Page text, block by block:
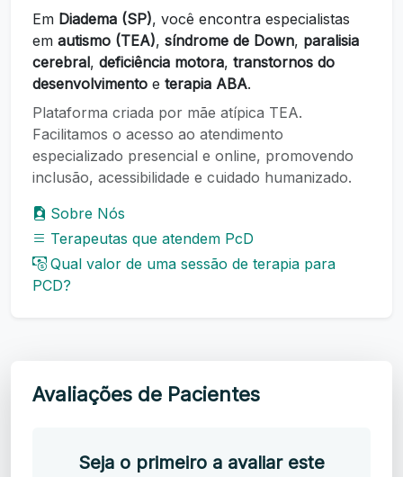
Em Diadema (SP), você encontra especialistas
em autismo (TEA), síndrome de Down, paralisia
cerebral, deficiência motora, transtornos do
desenvolvimento e terapia ABA.
Plataforma criada por mãe atípica TEA.
Facilitamos o acesso ao atendimento
especializado presencial e online, promovendo
inclusão, acessibilidade e cuidado humanizado.
Sobre Nós
Terapeutas que atendem PcD
Qual valor de uma sessão de terapia para
PCD?
Avaliações de Pacientes
Seja o primeiro a avaliar este